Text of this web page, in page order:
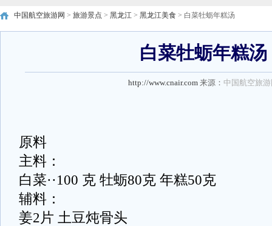
中国航空旅游网 > 旅游景点 > 黑龙江 > 黑龙江美食 > 白菜牡蛎年糕汤
白菜牡蛎年糕汤
http://www.cnair.com 来源： 中国航空旅
原料
主料：
白菜··100 克 牡蛎80克 年糕50克
辅料：
姜2片 土豆炖骨头